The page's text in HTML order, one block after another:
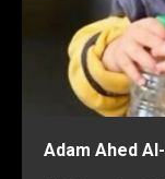
Adam Ahed